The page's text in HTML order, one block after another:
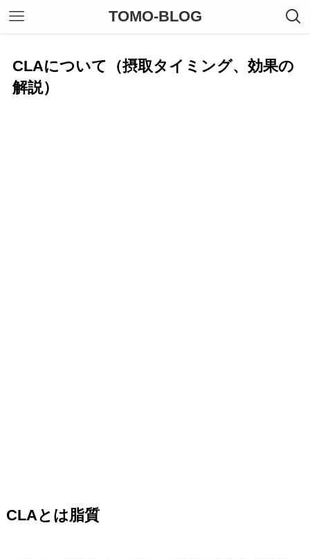
TOMO-BLOG
CLAについて（摂取タイミング、効果の
解説）
CLAとは脂質